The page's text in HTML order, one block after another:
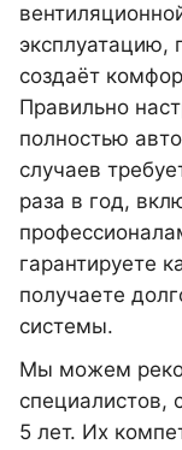
эксплуатацию,
создаёт
Правильно
полностью
случаев
раза в год,
гарантируете
получаете
системы.
Мы можем
специалистов,
5 лет. Их